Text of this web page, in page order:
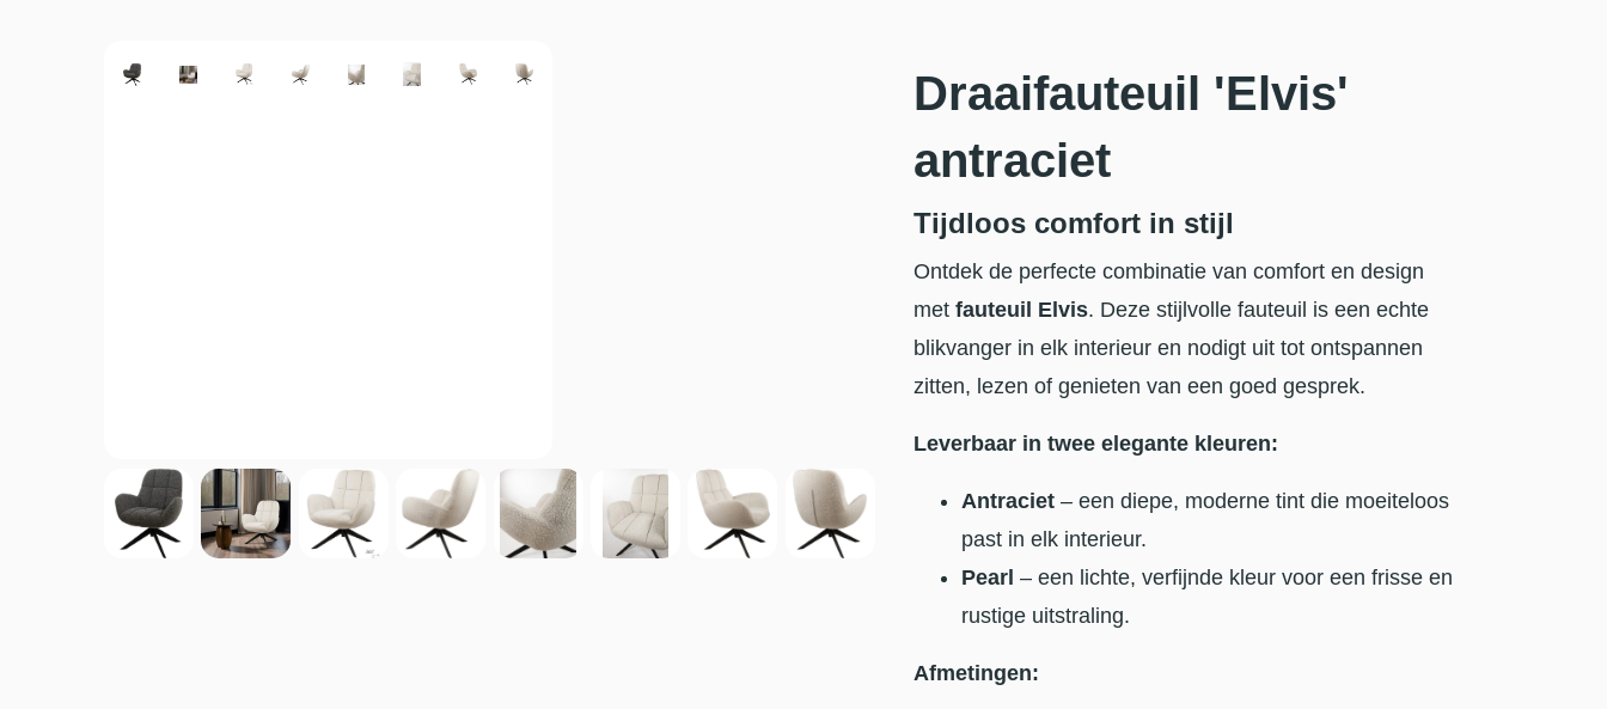
Draaifauteuil 'Elvis'
antraciet
Tijdloos comfort in stijl
Ontdek de perfecte combinatie van comfort en design
met fauteuil Elvis. Deze stijlvolle fauteuil is een echte
blikvanger in elk interieur en nodigt uit tot ontspannen
zitten, lezen of genieten van een goed gesprek.
Leverbaar in twee elegante kleuren:
Antraciet– een diepe, moderne tint die moeiteloos
past in elk interieur.
Pearl – een lichte, verfijnde kleur voor een frisse en
rustige uitstraling.
Afmetingen: